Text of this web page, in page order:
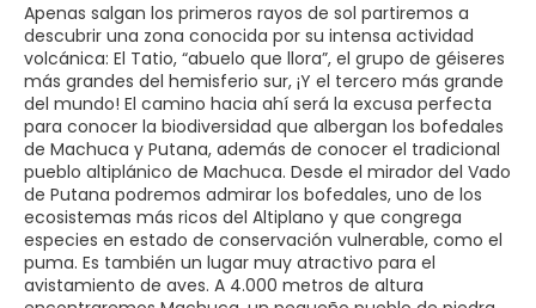
Apenas salgan los primeros rayos de sol partiremos a
descubrir una zona conocida por su intensa actividad
volcánica: El Tatio, “abuelo que llora”, el grupo de géiseres
más grandes del hemisferio sur, ¡Y el tercero más grande
del mundo! El camino hacia ahí será la excusa perfecta
para conocer la biodiversidad que albergan los bofedales
de Machuca y Putana, además de conocer el tradicional
pueblo altiplánico de Machuca. Desde el mirador del Vado
de Putana podremos admirar los bofedales, uno de los
ecosistemas más ricos del Altiplano y que congrega
especies en estado de conservación vulnerable, como el
puma. Es también un lugar muy atractivo para el
avistamiento de aves. A 4.000 metros de altura